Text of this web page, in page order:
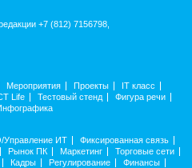
+7 (812) 7156798,
Мероприятия Проекты
IT класс
Life Тестовый стенд
Фигура речи
Управление ИТ
Фиксированная связь
Рынок ПК Маркетинг
Торговые сети
Кадры Регулирование
Финансы